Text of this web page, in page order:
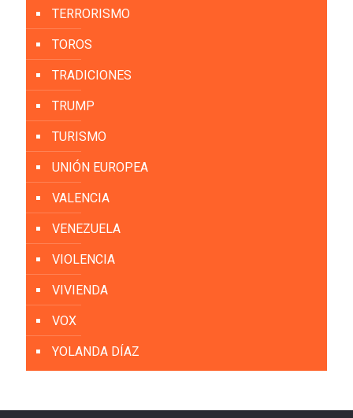
TERRORISMO
TOROS
TRADICIONES
TRUMP
TURISMO
UNIÓN EUROPEA
VALENCIA
VENEZUELA
VIOLENCIA
VIVIENDA
VOX
YOLANDA DÍAZ